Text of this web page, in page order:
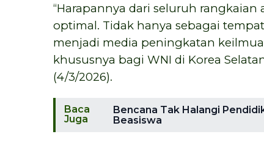
“Harapannya dari seluruh
optimal. Tidak hanya sebagai
menjadi media peningkatan
khususnya bagi WNI di Korea
(4/3/2026).
Baca
Juga
Bencana Tak Halangi
Beasiswa